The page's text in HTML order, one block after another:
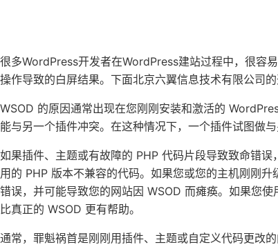
很多WordPress开发者在WordPress建站过程中，很容
操作导致的白屏结果。下面北京六翼信息技术有限公司的
WSOD 的原因通常出现在您刚刚安装和激活的
能与另一个插件冲突。在这种情况下，一个插件试图做
如果插件、主题或有故障的 PHP 代码片段导致致命错
用的 PHP 版本不兼容的代码。如果您或您的主机刚刚
错误，并可能导致您的网站因 WSOD 而瘫痪。如果您
比真正的 WSOD 更有帮助。
通常，罪魁祸首是刚刚用插件、主题或自定义代码更改的